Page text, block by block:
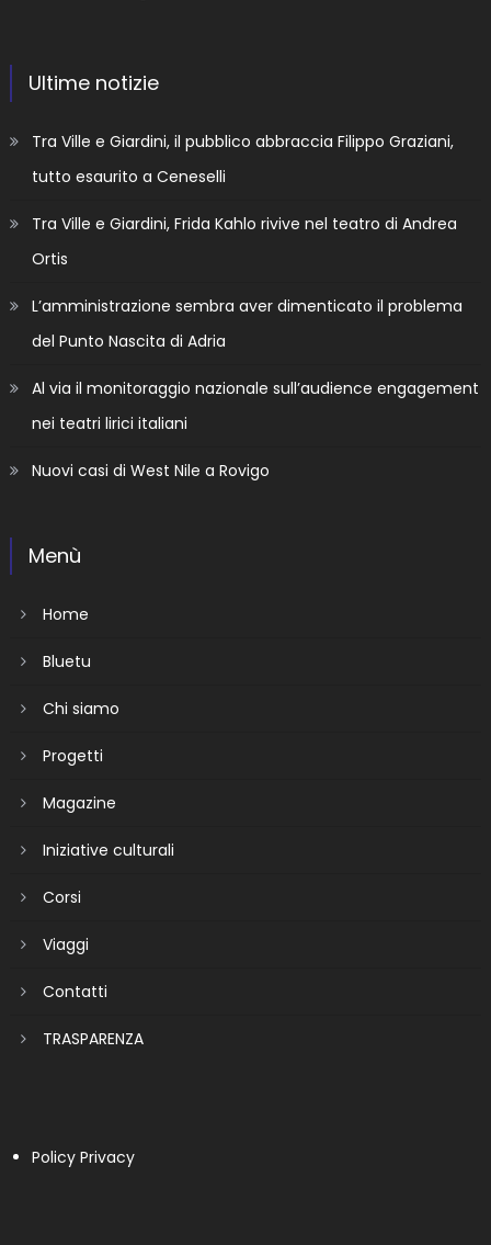
Ultime notizie
Tra Ville e Giardini, il pubblico abbraccia Filippo Graziani,
tutto esaurito a Ceneselli
Tra Ville e Giardini, Frida Kahlo rivive nel teatro di Andrea
Ortis
L’amministrazione sembra aver dimenticato il problema
del Punto Nascita di Adria
Al via il monitoraggio nazionale sull’audience engagement
nei teatri lirici italiani
Nuovi casi di West Nile a Rovigo
Menù
Home
Bluetu
Chi siamo
Progetti
Magazine
Iniziative culturali
Corsi
Viaggi
Contatti
TRASPARENZA
Policy Privacy